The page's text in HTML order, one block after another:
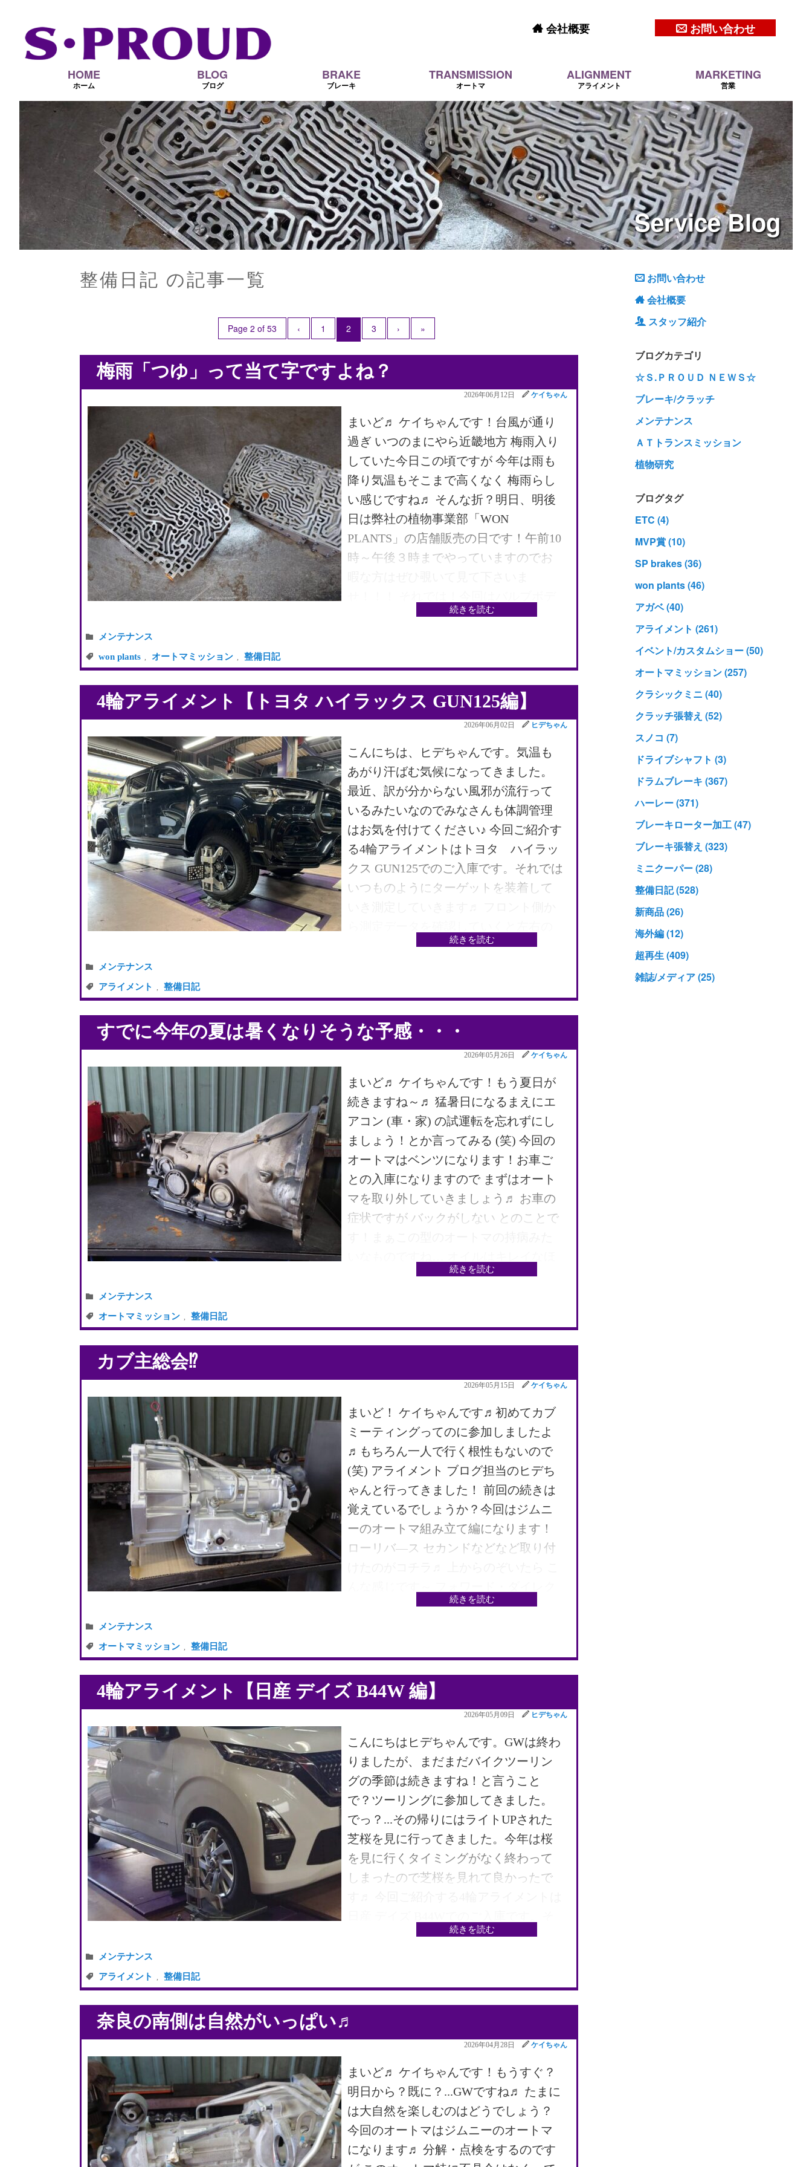
会社概要 お問い合わせ
HOME
ホーム
BLOG
ブログ
BRAKE
ブレーキ
TRANSMISSION
オートマ
ALIGNMENT
アライメント
MARKETING
営業
ServiceBlog
整備日記 の記事一覧
Page 2 of 53 ‹ 1 2 3 › »
梅雨「つゆ」って当て字ですよね？
2026年06月12日 ケイちゃん
まいど♬ ケイちゃんです！台風が通り
過ぎ いつのまにやら近畿地方 梅雨入り
していた今日この頃ですが 今年は雨も
降り気温もそこまで高くなく 梅雨らし
い感じですね♬ そんな折？明日、明後
日は弊社の植物事業部「WON
PLANTS」の店舗販売の日です！午前10
時～午後３時までやっていますのでお
ィ編をやっていきましょう！ まずは上
す！ただ！ショートパーツが盛りだく
さんなので 慎重に分解しましょう♪ バ
ルブは ほぼプレートで押さえられてい
るのでネジを外せば 一気にバルブがで
てきますそしてプレートを止めている
－ネジ が固くなっているのと なめやす
いので要注意です！ もう半分はこんな
感じです二段になって バルブがあると
ころや かさまし
続きを読む
メンテナンス
won plants オートマミッション 整備日記
4輪アライメント【トヨタ ハイラックス GUN125編】
2026年06月02日 ヒデちゃん
こんにちは、ヒデちゃんです。気温も
あがり汗ばむ気候になってきました。
最近、訳が分からない風邪が流行って
いるみたいなのでみなさんも体調管理
はお気を付けてください♪ 今回ご紹介す
る4輪アライメントはトヨタ ハイラッ
クス GUN125でのご入庫です。それでは
いつものようにターゲットを装着して
トー角が左側が内側に右側も内側に基
り外れています。 フロントトー角・キ
ャンバー角・キャスター角を調整して
いきます♬ バッチリ基準値内に入りま
した♬♬♬ リア側を確認していきます
♬リア側は調整できないのでブラック
アウトになっております。 今回もバッ
チリ決まりました。次回もお楽しみ
では・では・・では・・♬♬
続きを読む
メンテナンス
アライメント 整備日記
すでに今年の夏は暑くなりそうな予感・・・
2026年05月26日 ケイちゃん
まいど♬ ケイちゃんです！もう夏日が
続きますね～♬ 猛暑日になるまえにエ
アコン (車・家) の試運転を忘れずにし
ましょう！とか言ってみる (笑) 今回の
オートマはベンツになります！お車ご
との入庫になりますので まずはオート
マを取り外していきましょう♬ お車の
症状ですが バックがしない とのことで
うですね♪ 黒い部分は鉄粉ですね…破片
パーツ的に異常なしですね♬オイルパ
交換いたします！ それでは部品を調達
してオーバーホールしていきますか～
♬また次回！では・・・
続きを読む
メンテナンス
オートマミッション , 整備日記
カブ主総会⁉
2026年05月15日 ケイちゃん
まいど！ ケイちゃんです♬初めてカブ
ミーティングってのに参加しましたよ
♬もちろん一人で行く根性もないので
(笑) アライメント ブログ担当のヒデち
ゃんと行ってきました！ 前回の続きは
覚えているでしょうか？今回はジムニ
ーのオートマ組み立て編になります！
ローリバ―ス セカンドなどなど取り付
ト・オイルポンプを取り付けフロント
ディ取り付け側から見える穴 からエア
ー圧をかけピストンの作動確認を行い
ながら作業を進めております♬ ちょっ
とケースを取り付けた写真がないので
すが…反転させてリアケース側を取り
付けします！ 次は横向けにしてバルブ
ボディとオイルパンを取り付けます♬
ソレノイドのカプラーを付け忘れない
ように注意です♬
続きを読む
メンテナンス
オートマミッション , 整備日記
4輪アライメント【日産 デイズ B44W 編】
2026年05月09日 ヒデちゃん
こんにちはヒデちゃんです。GWは終わ
りましたが、まだまだバイクツーリン
グの季節は続きますね！と言うこと
で？ツーリングに参加してきました。
でっ？...その帰りにはライトUPされた
芝桜を見に行ってきました。今年は桜
を見に行くタイミングがなく終わって
しまったので芝桜を見れて良かったで
れではいつものようにターゲットを装
左右のトー角が左側が外側に右側も外
基準値内に入りました♬ 続きまして、
リア側を確認していきます♬バッチリ
基準値内に入っています♬♬♬ 今回も
バッチリ決まりました。次回もお楽し
み では・では・・では・・♬♬
続きを読む
メンテナンス
アライメント 整備日記
奈良の南側は自然がいっぱい♬
2026年04月28日 ケイちゃん
まいど♬ ケイちゃんです！もうすぐ？
明日から？既に？...GWですね♬ たまに
は大自然を楽しむのはどうでしょう？
今回のオートマはジムニーのオートマ
になります♬ 分解・点検をするのです
お問い合わせ
会社概要
スタッフ紹介
ブログカテゴリ
☆Ｓ.ＰＲＯＵＤ ＮＥＷＳ☆
ブレーキ/クラッチ
メンテナンス
ＡＴトランスミッション
植物研究
ブログタグ
ETC (4)
MVP賞 (10)
SP brakes (36)
won plants (46)
アガベ (40)
アライメント (261)
イベント/カスタムショー (50)
オートマミッション (257)
クラシックミニ (40)
クラッチ張替え (52)
スノコ (7)
ドライブシャフト (3)
ドラムブレーキ (367)
ハーレー (371)
ブレーキローター加工 (47)
ブレーキ張替え (323)
ミニクーパー (28)
整備日記 (528)
新商品 (26)
海外編 (12)
超再生 (409)
雑誌/メディア (25)